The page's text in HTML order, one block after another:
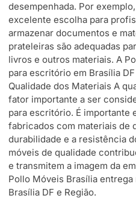
desempenhada. Por
excelente escolha para
armazenar documentos e
prateleiras são adequadas
livros e outros materiais. A
para escritório em Brasília
Qualidade dos Materiais A
fator importante a ser
para escritório. É importante
fabricados com materiais de
durabilidade e a resistência
móveis de qualidade
e transmitem a imagem da
Pollo Móveis Brasília
Brasília DF e Região.